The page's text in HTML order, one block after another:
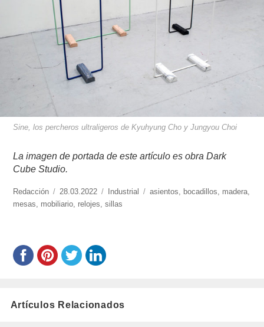
Sine, los percheros ultraligeros de Kyuhyung Cho y Jungyou Choi
La imagen de portada de este artículo es obra Dark
Cube Studio.
https://www.experimenta.es/author/redaccion/
Redacción
Publicado
el
28.03.2022 Categorías
Industrial Etiquetas
asientos, bocadillos, madera,
mesas, mobiliario, relojes,sillas
Artículos Relacionados